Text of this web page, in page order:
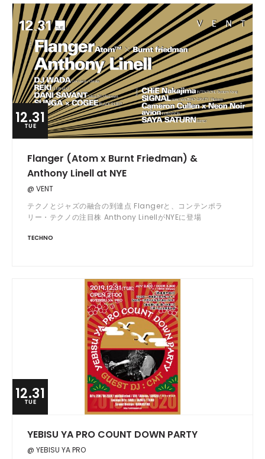
12.31
TUE
Flanger (Atom x Burnt Friedman) &
Anthony Linell at NYE
@ VENT
テクノとジャズの融合の到達点 Flangerと、コンテンポラ
リー・テクノの注目株 Anthony LinellがNYEに登場
TECHNO
12.31
TUE
YEBISU YA PRO COUNT DOWN PARTY
@ YEBISU YA PRO